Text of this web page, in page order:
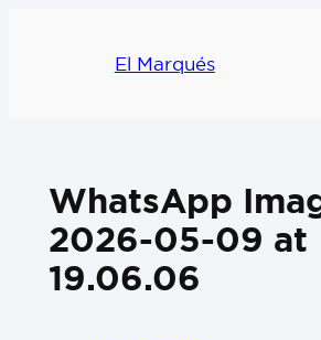
El Marqués
WhatsApp
2026-05-09 at
19.06.06